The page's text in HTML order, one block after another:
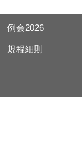
例会2026
規程細則